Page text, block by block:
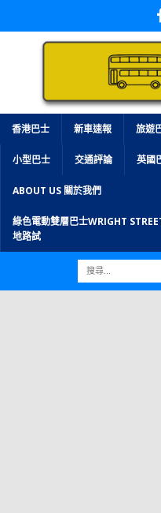
香港巴士 新車速報 旅遊
小型巴士 交通評論 英國
ABOUT US 關於我們
綠色電動雙層巴士WRIGHT
地路試